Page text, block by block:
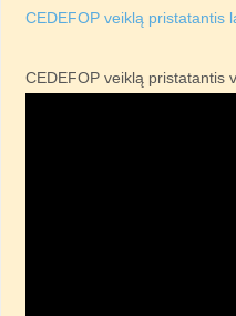
CEDEFOP veiklą pristatantis
CEDEFOP veiklą pristatantis